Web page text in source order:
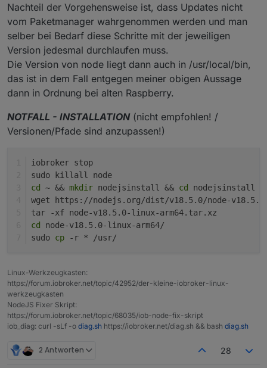
Nachteil der Vorgehensweise ist, dass Updates nicht
vom Paketmanager wahrgenommen werden und man
selber bei Bedarf diese Schritte mit der jeweiligen
Version jedesmal durchlaufen muss.
Die Version von node liegt dann auch in /usr/local/bin,
das ist in dem Fall entgegen meiner obigen Aussage
dann in Ordnung bei alten Raspberry.
NOTFALL - INSTALLATION (nicht empfohlen! /
Versionen/Pfade sind anzupassen!)
iobroker stop
sudo killall node
cd
~ && mkdir nodejsinstall && cd
nodejsinstall
wget https://nodejs.org/dist/v18.5.0/node-
tar -xf node-v18.5.0-linux-arm64.tar.xz
cd
node-v18.5.0-linux-arm64/
sudo cp -r * /usr/
Linux-Werkzeugkasten:
https://forum.iobroker.net/topic/42952/der-kleine-iobroker-linux-
werkzeugkasten
NodeJS Fixer Skript:
https://forum.iobroker.net/topic/68035/iob-node-fix-skript
iob_diag: curl -sLf -o diag.sh https://iobroker.net/diag.sh && bash diag.sh
2 Antworten 28